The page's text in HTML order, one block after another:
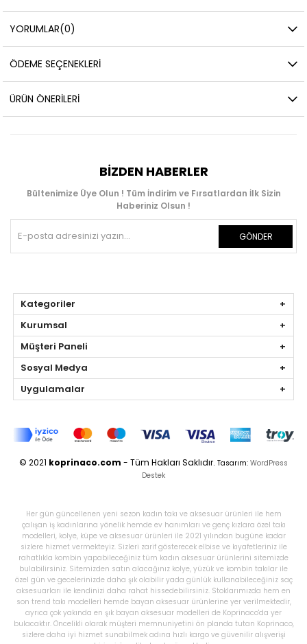
YORUMLAR(0)
ÖDEME SEÇENEKLERI
ÜRÜN ÖNERILERI
BIZDEN HABERLER
Bültenimize Üye Olun ! Tüm İndirim ve Fırsatlardan İlk Sizin
Haberiniz Olsun !
GÖNDER
Kategoriler
Kurumsal
Müşteri Paneli
Sosyal Medya
Uygulamalar
© 2021 koprinaco.com - Tüm Hakları Saklıdır. Tasarım: WordPress
Destek
Her gün güncellenen yeni sezon kadın takı ve aksesuar ürünleri ile hem
çalışan iş kadınlarına yönelik hemde ev hanımları ve genç kızlara özel takı
modelleri, kolye, küpe ve aksesuar ürünleri ile 2021 yılından bugüne kadar
sizlere hizmet vermekteyiz. Sizleri zarif gösterecek elbise ve kıyafetleriniz ile
rahatlıkla kombin yapabileceğiniz tüm kadın aksesuar ürünlerini sitemizde
bulabilirsiniz. Sitemizden satın alacağınız kolye, yüzük ve kombin takılar ile
özel gün ve gecelerinizde daha şık olabilir yada günlük kullanabileceğiniz saç
aksesuarları ile kendinizi daha rahat hissedebilirsiniz. Stoklarımızda hem en
son trend takı modelleri hemde bayan aksesuar ürünlerine yer verilmektedir,
ayrıca çok yakında en şık bayan aksesuar modelleri de Koprinaco'da yer
bulacaktır. Öncelikli olarak müşteri memnuniyetini ön planda tutan Koprinaco,
sizlere daha iyi hizmet sunabilmek adına hızlı kargo ve güvenilir alışverişi